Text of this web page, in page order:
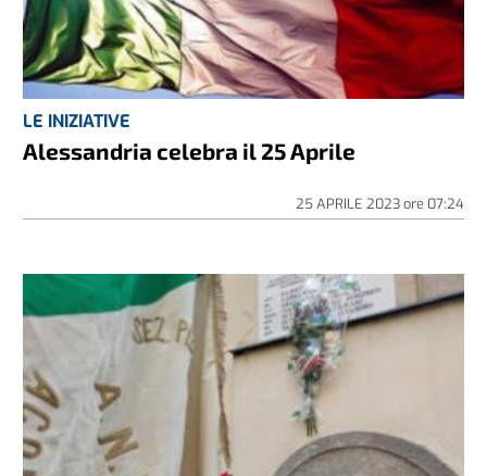
LE INIZIATIVE
Alessandria celebra il 25 Aprile
25 APRILE 2023ore 07:24